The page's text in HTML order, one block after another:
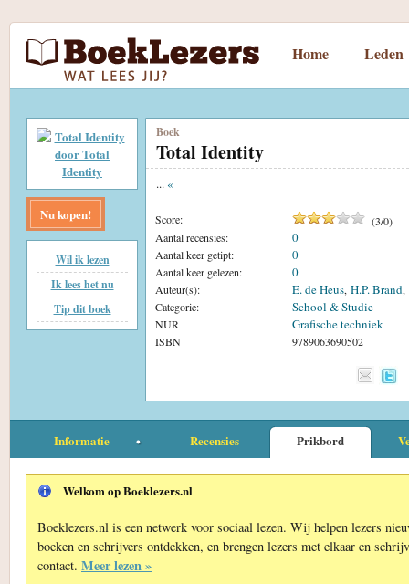
Home Leden
Nu kopen!
Wil ik lezen
Ik lees het nu
Tip dit boek
Boek
Total Identity
... «
Score: (3/0)
Aantal recensies:
0
Aantal keer getipt: 0
Aantal keer gelezen: 0
Auteur(s): E. de Heus, H.P. Brand,
Categorie:
School & Studie
NUR Grafische techniek
ISBN 9789063690502
Informatie Recensies Prikbord
Welkom op Boeklezers.nl
Boeklezers.nl is een netwerk voor sociaal lezen. Wij helpen lezers
boeken en schrijvers ontdekken, en brengen lezers met elkaar en
contact. Meer lezen »